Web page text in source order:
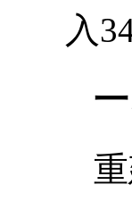
入